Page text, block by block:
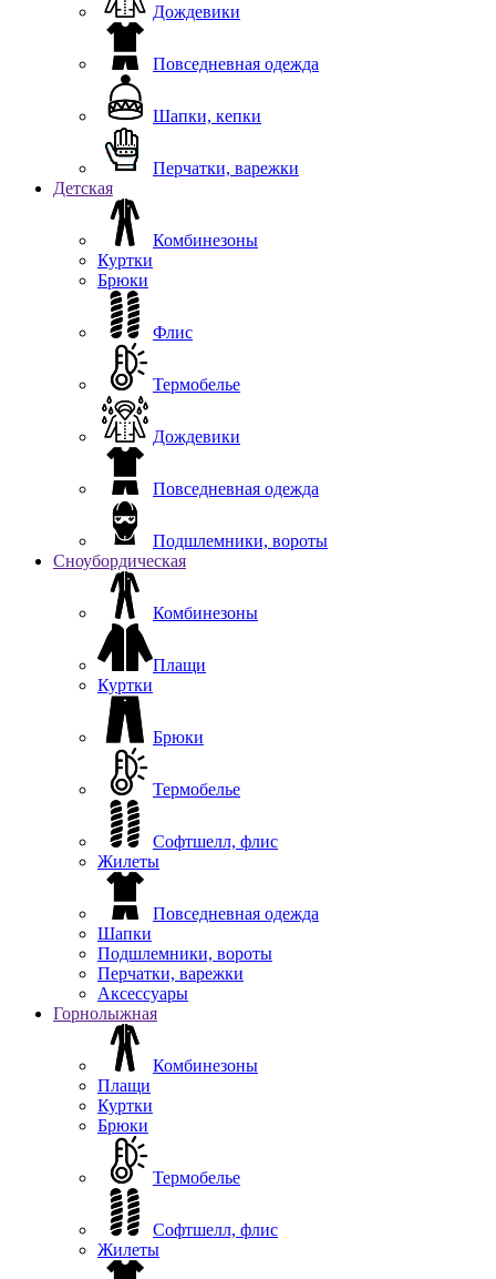
Дождевики
Повседневная одежда
Шапки, кепки
Перчатки, варежки
Детская
Комбинезоны
Куртки
Брюки
Флис
Термобелье
Дождевики
Повседневная одежда
Подшлемники, вороты
Сноубордическая
Комбинезоны
Плащи
Куртки
Брюки
Термобелье
Софтшелл, флис
Жилеты
Повседневная одежда
Шапки
Подшлемники, вороты
Перчатки, варежки
Аксессуары
Горнолыжная
Комбинезоны
Плащи
Куртки
Брюки
Термобелье
Софтшелл, флис
Жилеты